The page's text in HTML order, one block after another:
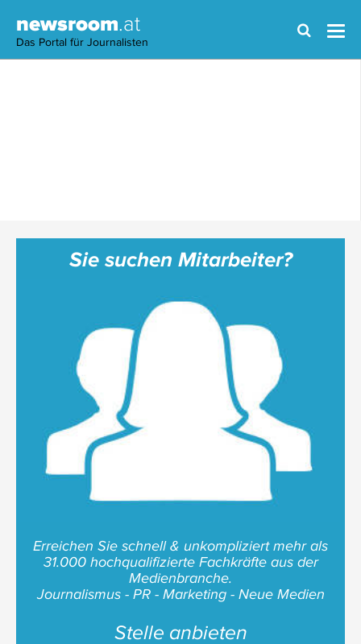
newsroom.at
Das Portal für Journalisten
Sie suchen Mitarbeiter?
Erreichen Sie schnell & unkompliziert mehr als
31.000 hochqualifizierte Fachkräfte aus der
Medienbranche.
Journalismus - PR - Marketing - Neue Medien
Stelle anbieten